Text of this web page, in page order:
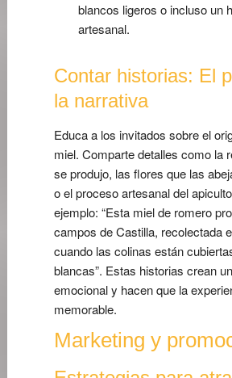
blancos ligeros o incluso un
artesanal.
Contar historias: El
la narrativa
Educa a los invitados sobre el
miel. Comparte detalles como la
se produjo, las flores que las
o el proceso artesanal del
ejemplo: “Esta miel de romero
campos de Castilla, recolectada
cuando las colinas están
blancas”. Estas historias crean
emocional y hacen que la
memorable.
Marketing y